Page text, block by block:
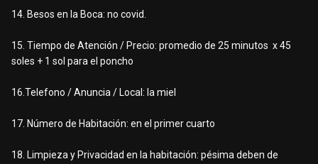
14. Besos en la Boca: no covid.
15. Tiempo de Atención / Precio: promedio de 25 minutos x 45
soles + 1 sol para el poncho
16.Telefono / Anuncia / Local: la miel
17. Número de Habitación: en el primer cuarto
18. Limpieza y Privacidad en la habitación: pésima deben de